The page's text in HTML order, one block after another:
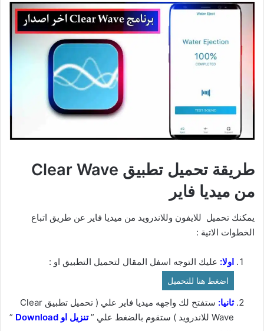
طريقة تحميل تطبيق Clear Wave
من ميديا فاير
يمكنك تحميل للايفون وللاندرويد من ميديا فاير عن طريق اتباع
الخطوات الاتية :
اولا: عليك التوجه اسفل المقال لتحميل التطبيق او :
اضغط هنا للتحميل
ثانيا:
ستفتح لك واجهه ميديا فاير علي ( تحميل تطبيق Clear
Wave للاندرويد ) ستقوم بالضغط علي ”
تنزيل او Download
”